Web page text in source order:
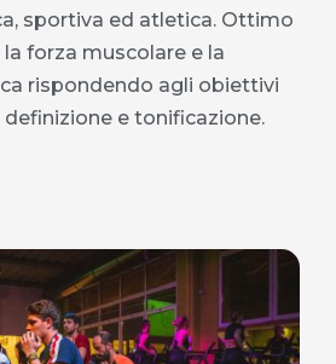
sportiva ed atletica. Ottimo
forza muscolare e la
rispondendo agli obiettivi
e tonificazione.